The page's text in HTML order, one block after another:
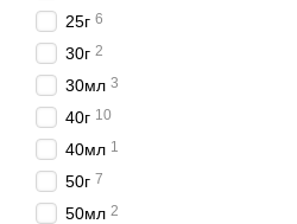
25г 6
30г 2
30мл 3
40г 10
40мл 1
50г 7
50мл 2